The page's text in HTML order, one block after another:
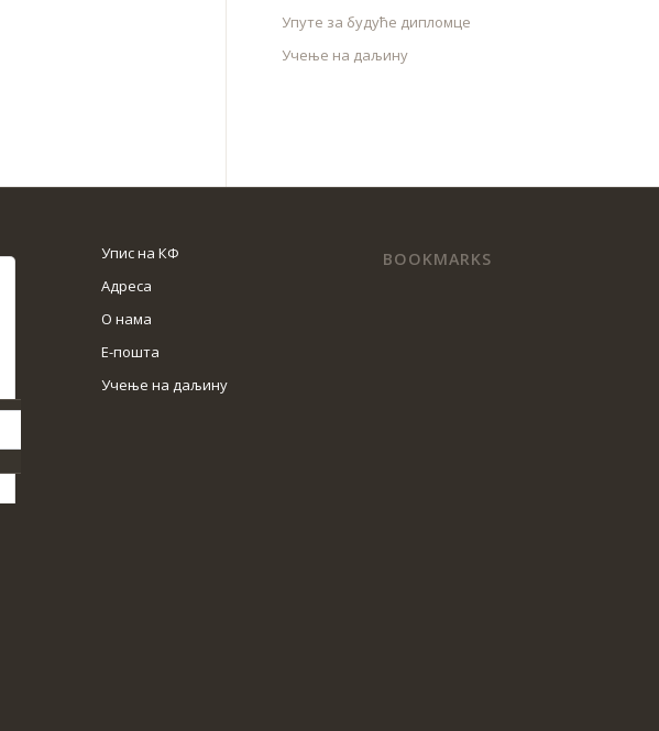
Упуте за будуће дипломце
Учење на даљину
Упис на КФ
Адреса
О нама
Е-пошта
Учење на даљину
BOOKMARKS